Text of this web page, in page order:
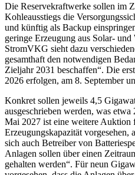
Die Reservekraftwerke sollen im
Kohleausstiegs die
und künftig als Backup
geringe Erzeugung aus Solar-
StromVKG sieht dazu
gesamthaft den notwendigen
Zieljahr 2031 beschaffen“. Die
2026 erfolgen, am 8. September
Konkret sollen jeweils 4,5
ausgeschrieben werden, was
Mai 2027 ist eine weitere Auktion
Erzeugungskapazität vorgesehen,
sich auch Betreiber von
Anlagen sollen über einen
gehalten werden“. Für neun